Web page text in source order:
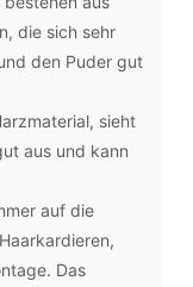
die sich sehr
den Puder gut
sieht
aus und kann
auf die
Das